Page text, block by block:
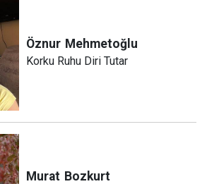
Öznur Mehmetoğlu
Korku Ruhu Diri Tutar
Murat Bozkurt